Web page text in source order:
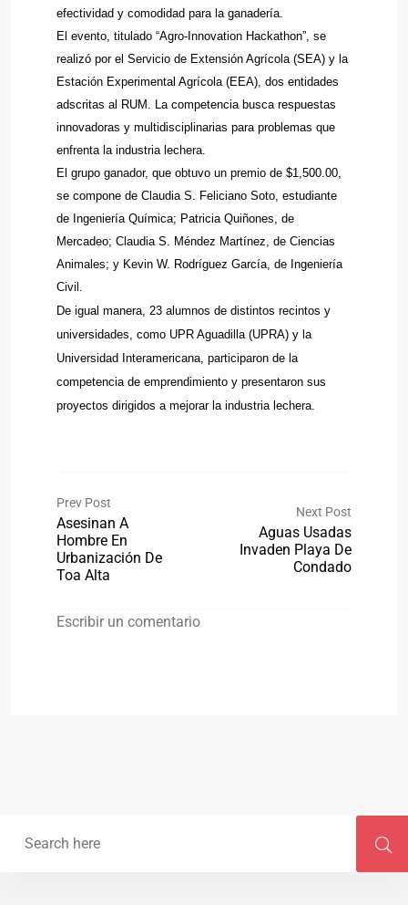
efectividad y comodidad para la ganadería.
El evento, titulado “Agro-Innovation Hackathon”, se
realizó por el Servicio de Extensión Agrícola (SEA) y la
Estación Experimental Agrícola (EEA), dos entidades
adscritas al RUM. La competencia busca respuestas
innovadoras y multidisciplinarias para problemas que
enfrenta la industria lechera.
El grupo ganador, que obtuvo un premio de $1,500.00,
se compone de Claudia S. Feliciano Soto, estudiante
de Ingeniería Química; Patricia Quiñones, de
Mercadeo; Claudia S. Méndez Martínez, de Ciencias
Animales; y Kevin W. Rodríguez García, de Ingeniería
Civil.
De igual manera, 23 alumnos de distintos recintos y
universidades, como UPR Aguadilla (UPRA) y la
Universidad Interamericana, participaron de la
competencia de emprendimiento y presentaron sus
proyectos dirigidos a mejorar la industria lechera.
Prev Post
Asesinan A
Hombre En
Urbanización De
Toa Alta
Next Post
Aguas Usadas
Invaden Playa De
Condado
Escribir un comentario